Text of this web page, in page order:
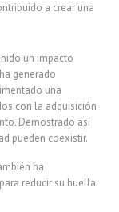
a crear una
un impacto
generado
una
con la adquisición
Demostrado así
pueden coexistir.
ha
reducir su huella